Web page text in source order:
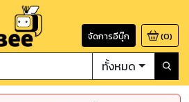
จัดการอีบุ๊ก (0)
ทั้งหมด